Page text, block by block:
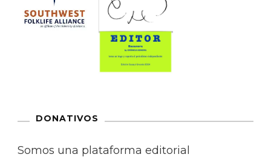
DONATIVOS
Somos una plataforma editorial